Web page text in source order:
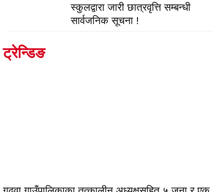
स्कुलद्वारा जारी छात्रवृत्ति सम्बन्धी
सार्वजनिक सूचना !
ट्रेन्डिङ